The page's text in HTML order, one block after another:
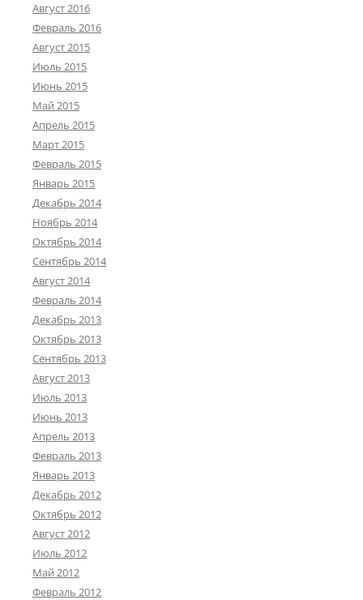
Август 2016
Февраль 2016
Август 2015
Июль 2015
Июнь 2015
Май 2015
Апрель 2015
Март 2015
Февраль 2015
Январь 2015
Декабрь 2014
Ноябрь 2014
Октябрь 2014
Сентябрь 2014
Август 2014
Февраль 2014
Декабрь 2013
Октябрь 2013
Сентябрь 2013
Август 2013
Июль 2013
Июнь 2013
Апрель 2013
Февраль 2013
Январь 2013
Декабрь 2012
Октябрь 2012
Август 2012
Июль 2012
Май 2012
Февраль 2012